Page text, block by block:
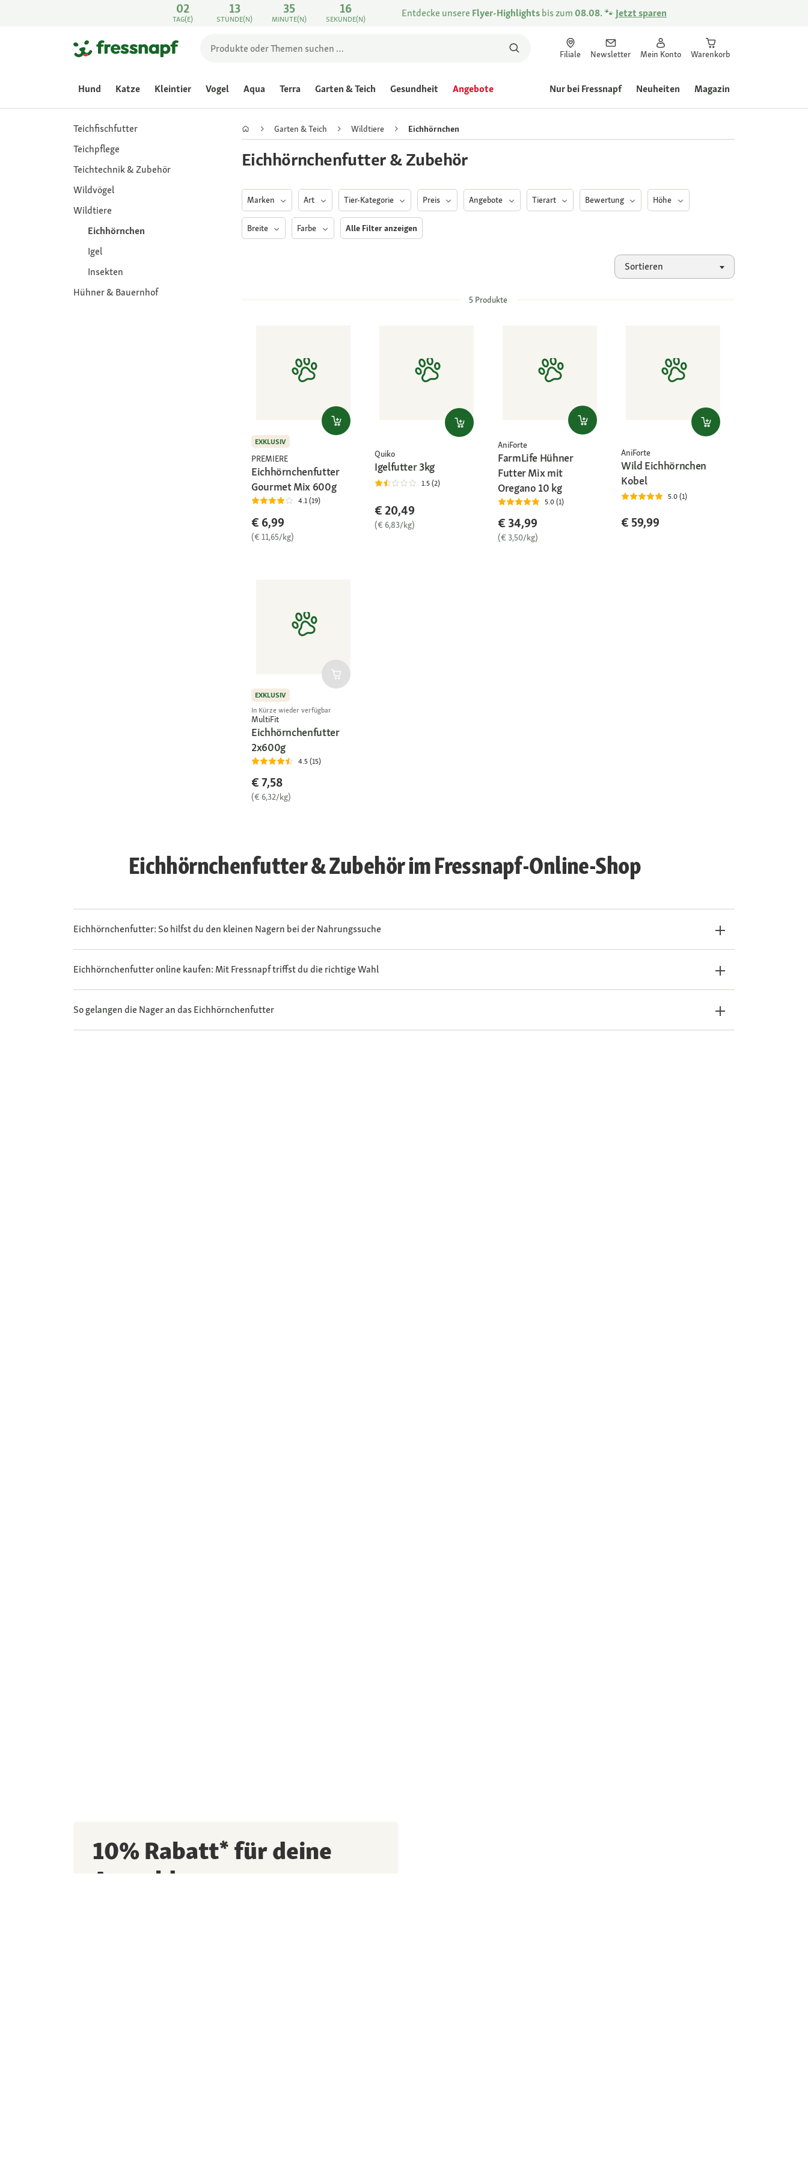
02
TAG(E)
13
STUNDE(N)
35
MINUTE(N)
16
SEKUNDE(N) Entdecke unsere Flyer-Highlightsbis zum08.08.🐾 Jetzt sparen
Filiale Newsletter Mein Konto Warenkorb
Hund Katze Kleintier Vogel Aqua Terra Garten & Teich Gesundheit Angebote Nur bei Fressnapf Neuheiten Magazin
Teichfischfutter
Teichpflege
Teichtechnik & Zubehör
Wildvögel
Wildtiere
Eichhörnchen
Igel
Insekten
Hühner & Bauernhof
Garten & Teich Wildtiere Eichhörnchen
Eichhörnchenfutter & Zubehör
Marken Art Tier-Kategorie Preis Angebote Tierart Bewertung Höhe
Breite Farbe Alle Filter anzeigen
Sortieren
5 Produkte
EXKLUSIV
PREMIERE
Eichhörnchenfutter
Gourmet Mix 600g
4.1 (19)
€ 6,99
(€ 11,65/kg)
Quiko
Igelfutter 3kg
1.5 (2)
€ 20,49
(€ 6,83/kg)
AniForte
FarmLife Hühner
Futter Mix mit
Oregano 10 kg
5.0 (1)
€ 34,99
(€ 3,50/kg)
AniForte
Wild Eichhörnchen
Kobel
5.0 (1)
€ 59,99
EXKLUSIV
In Kürze wieder verfügbar
MultiFit
Eichhörnchenfutter
2x600g
4.5 (15)
€ 7,58
(€ 6,32/kg)
Eichhörnchenfutter & Zubehör im Fressnapf-Online-Shop
Eichhörnchenfutter: So hilfst du den kleinen Nagern bei der Nahrungssuche
Eichhörnchenfutter online kaufen: Mit Fressnapf triffst du die richtige Wahl
So gelangen die Nager an das Eichhörnchenfutter
10% Rabatt* für deine
Anmeldung